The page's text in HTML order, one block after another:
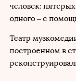
человек:
одного – с
Театр
построенном в